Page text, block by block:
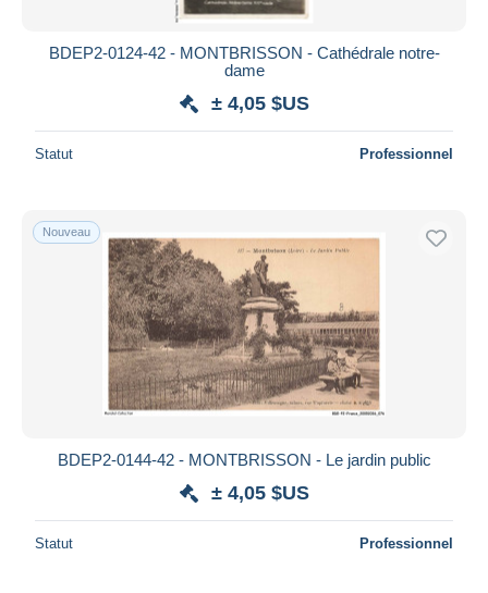
BDEP2-0124-42 - MONTBRISSON - Cathédrale notre-
dame
± 4,05 $US
Statut Professionnel
Nouveau
BDEP2-0144-42 - MONTBRISSON - Le jardin public
± 4,05 $US
Statut Professionnel